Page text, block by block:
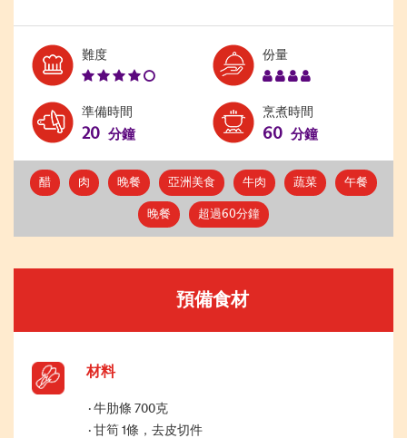
難度Level:
份量Serves:
準備時間
20 分鐘
烹煮時間
60 分鐘
醋 肉 晚餐 亞洲美食 牛肉 蔬菜 午餐
晚餐 超過60分鐘
預備食材
材料
牛肋條 700克
甘筍 1條，去皮切件